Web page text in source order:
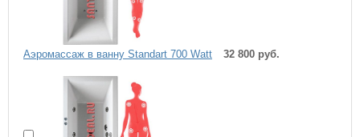
Аэромассаж в ванну Standart 700 Watt 32 800 руб.